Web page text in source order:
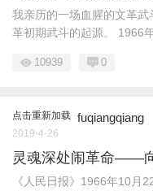
我亲历的一场血腥的文革
革初期武斗的起源。 1966年
10939 0
点击重新加载 fuqiangqiang
2019-4-26
灵魂深处闹革命——
《人民日报》1966年10